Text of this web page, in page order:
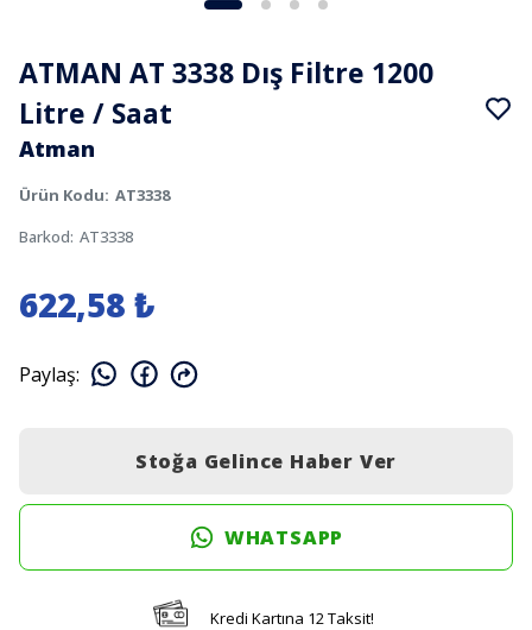
ATMAN AT 3338 Dış Filtre 1200
Litre / Saat
Atman
Ürün Kodu: AT3338
Barkod: AT3338
622,58 ₺
Paylaş:
Stoğa Gelince Haber Ver
WHATSAPP
Kredi Kartına 12 Taksit!